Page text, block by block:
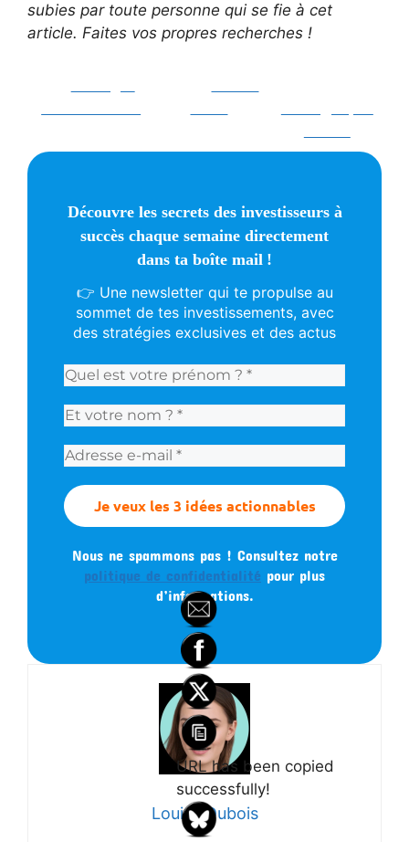
subies par toute personne qui se fie à cet
article. Faites vos propres recherches !
Découvre les secrets des investisseurs à
succès chaque semaine directement
dans ta boîte mail !
👉 Une newsletter qui te propulse au
sommet de tes investissements, avec
des stratégies exclusives et des actus
Nous ne spammons pas ! Consultez notre
politique de confidentialité pour plus
d’informations.
Louise Dubois
URL has been copied
successfully!